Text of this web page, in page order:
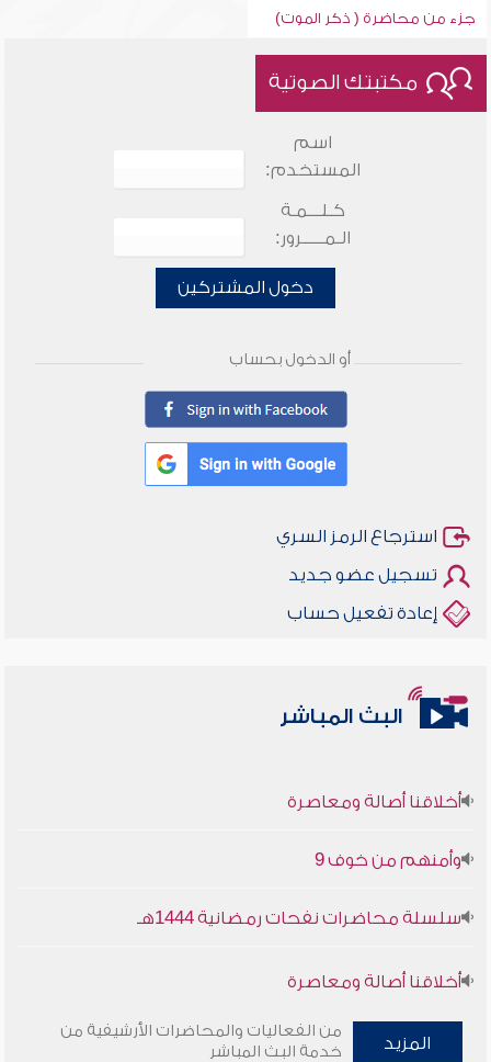
جزء من محاضرة ( ذكر الموت)
مكتبتك الصوتية
اسم
المستخدم:
كـلـــمـة
الـمـــــرور:
دخول المشتركين
أو الدخول بحساب
استرجاع الرمز السري
تسجيل عضو جديد
إعادة تفعيل حساب
البث المباشر
أخلاقنا أصالة ومعاصرة
وأمنهم من خوف 9
سلسلة محاضرات نفحات رمضانية 1444هـ
أخلاقنا أصالة ومعاصرة
وأمنهم من خوف 9
المزيد
من الفعاليات والمحاضرات الأرشيفية من
خدمة البث المباشر